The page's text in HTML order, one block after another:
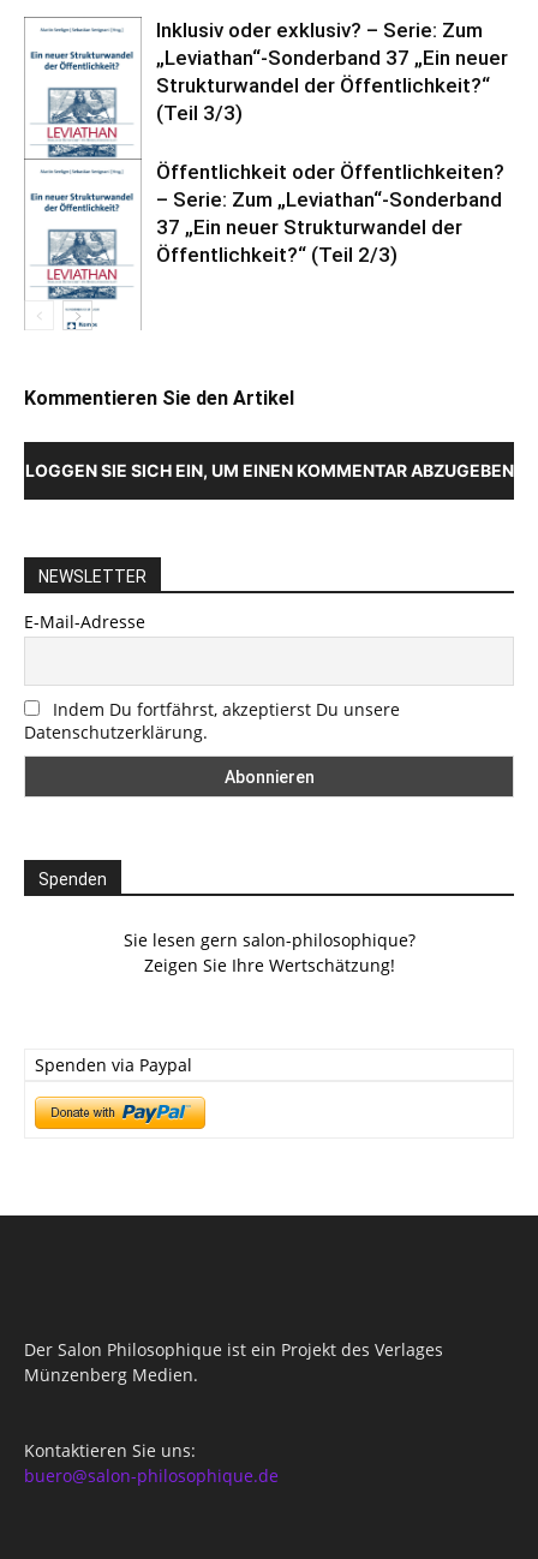
Inklusiv oder exklusiv? – Serie: Zum
„Leviathan“-Sonderband 37 „Ein neuer
Strukturwandel der Öffentlichkeit?“
(Teil 3/3)
Öffentlichkeit oder Öffentlichkeiten?
– Serie: Zum „Leviathan“-Sonderband
37 „Ein neuer Strukturwandel der
Öffentlichkeit?“ (Teil 2/3)
Kommentieren Sie den Artikel
LOGGEN SIE SICH EIN, UM EINEN KOMMENTAR ABZUGEBEN
NEWSLETTER
E-Mail-Adresse
Indem Du fortfährst, akzeptierst Du unsere
Datenschutzerklärung.
Spenden
Sie lesen gern salon-philosophique?
Zeigen Sie Ihre Wertschätzung!
Spenden via Paypal
Der Salon Philosophique ist ein Projekt des Verlages
Münzenberg Medien.
Kontaktieren Sie uns:
buero@salon-philosophique.de